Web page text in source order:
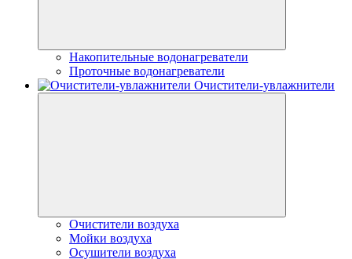
Накопительные водонагреватели
Проточные водонагреватели
Очистители-увлажнители
Очистители воздуха
Мойки воздуха
Осушители воздуха